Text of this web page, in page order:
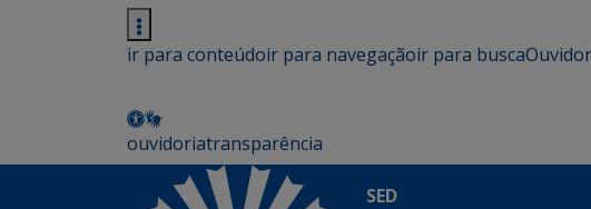
ir para conteúdoir para navegaçãoir para busca
ouvidoriatransparência
SED